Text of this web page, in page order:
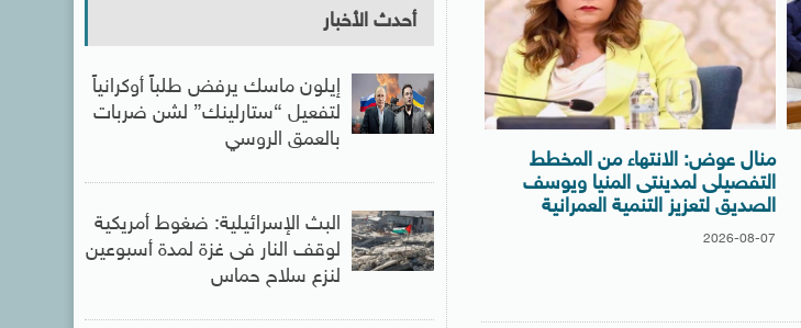
منال عوض: الانتهاء من المخطط
التفصيلى لمدينتى المنيا ويوسف
الصديق لتعزيز التنمية العمرانية
2026-08-07
أحدث الأخبار
إيلون ماسك يرفض طلباً أوكرانياً
لتفعيل “ستارلينك” لشن ضربات
بالعمق الروسي
البث الإسرائيلية: ضغوط أمريكية
لوقف النار فى غزة لمدة أسبوعين
لنزع سلاح حماس